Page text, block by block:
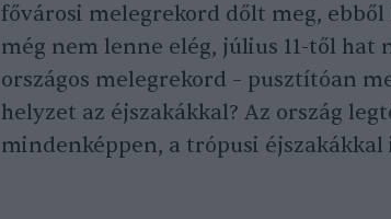
fővárosi melegrekord dőlt meg,
még nem lenne elég, július 11-től
országos melegrekord – pusztítóan
helyzet az éjszakákkal? Az ország
mindenképpen, a trópusi